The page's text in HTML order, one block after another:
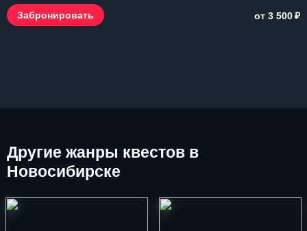
Забронировать от 3 500₽
Другие жанры квестов в
Новосибирске